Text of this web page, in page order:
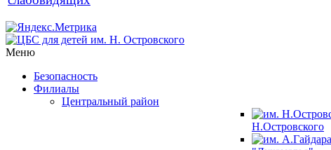
Меню
Безопасность
Филиалы
Центральный район
Н.Островского